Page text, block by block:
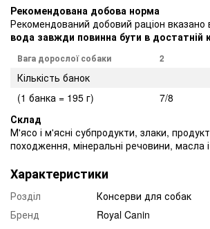
Рекомендована добова норма
Рекомендований добовий раціон вказано
вода завжди повинна бути в достатній
Вага дорослої собаки 2
Кількість банок
(1 банка = 195 г)
7/8
Склад
М'ясо і м'ясні субпродукти, злаки,
походження, мінеральні речовини, масла
Характеристики
Розділ
Консерви для собак
Бренд
Royal Canin